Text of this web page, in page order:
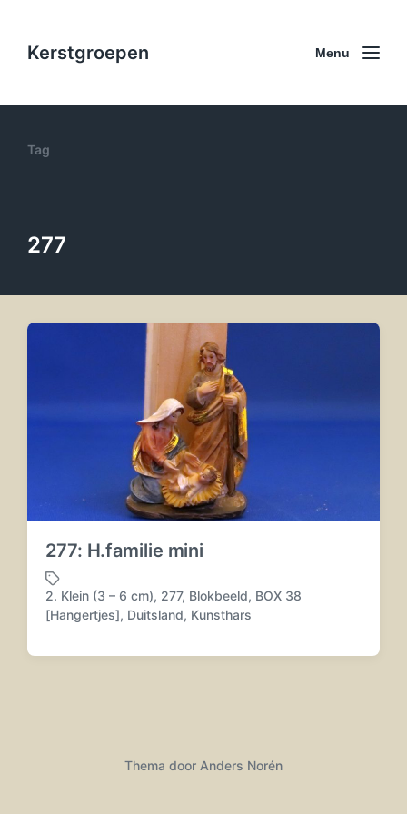
Kerstgroepen Menu
Tag
277
277: H.familie mini
G
e
2. Klein (3 – 6 cm), 277, Blokbeeld, BOX 38
[Hangertjes], Duitsland, Kunsthars
Thema door Anders Norén